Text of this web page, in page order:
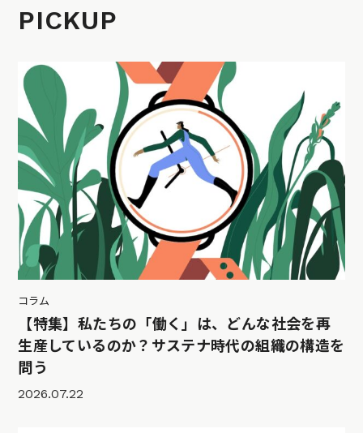
PICKUP
コラム
【特集】私たちの「働く」は、どんな社会を再
生産しているのか？サステナ時代の組織の構造を
問う
2026.07.22